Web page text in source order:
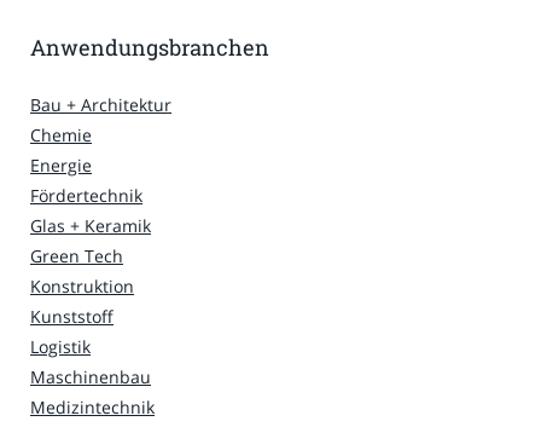
Anwendungsbranchen
Bau + Architektur
Chemie
Energie
Fördertechnik
Glas + Keramik
Green Tech
Konstruktion
Kunststoff
Logistik
Maschinenbau
Medizintechnik